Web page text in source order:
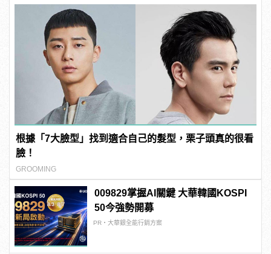
根據「7大臉型」找到適合自己的髮型，栗子頭真的很看
臉！
GROOMING
009829掌握AI關鍵 大華韓國KOSPI
50今強勢開募
PR・大華銀全能行銷方案